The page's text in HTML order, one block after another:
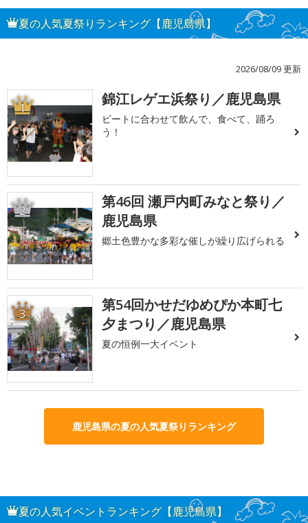
夏の人気夏祭りランキング【鹿児島県】
2026/08/09 更新
1 錦江レゲエ浜祭り／鹿児島県
ビートに合わせて飲んで、食べて、踊ろ
う！
2
第46回 瀬戸内町みなと祭り／
鹿児島県
郷土色豊かな多彩な催しが繰り広げられる
3
第54回かせだゆめぴか本町七
夕まつり／鹿児島県
夏の恒例一大イベント
鹿児島県の夏の人気夏祭りランキング
夏の人気イベントランキング【鹿児島県】